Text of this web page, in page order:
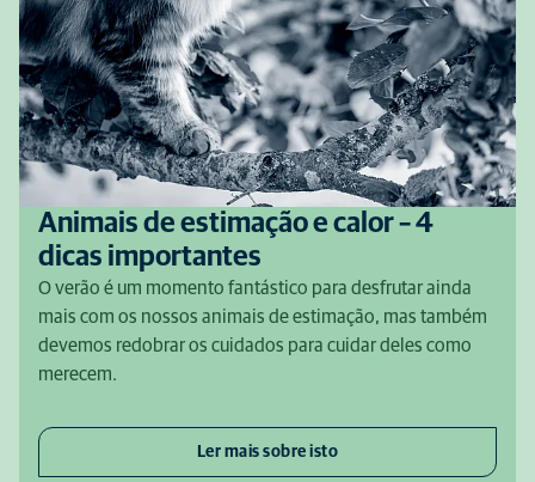
Animais de estimação e calor – 4
dicas importantes
O verão é um momento fantástico para desfrutar ainda
mais com os nossos animais de estimação, mas também
devemos redobrar os cuidados para cuidar deles como
merecem.
Ler mais sobre isto